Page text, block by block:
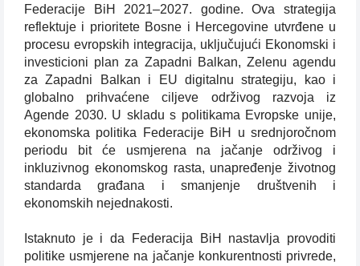
Federacije BiH 2021–2027. godine. Ova strategija
reflektuje i prioritete Bosne i Hercegovine utvrđene u
procesu evropskih integracija, uključujući Ekonomski i
investicioni plan za Zapadni Balkan, Zelenu agendu
za Zapadni Balkan i EU digitalnu strategiju, kao i
globalno prihvaćene ciljeve održivog razvoja iz
Agende 2030. U skladu s politikama Evropske unije,
ekonomska politika Federacije BiH u srednjoročnom
periodu bit će usmjerena na jačanje održivog i
inkluzivnog ekonomskog rasta, unapređenje životnog
standarda građana i smanjenje društvenih i
ekonomskih nejednakosti.
Istaknuto je i da Federacija BiH nastavlja provoditi
politike usmjerene na jačanje konkurentnosti privrede,